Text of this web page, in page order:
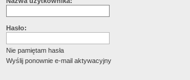
Hasło:
Nie pamiętam hasła
Wyślij ponownie e-mail aktywacyjny